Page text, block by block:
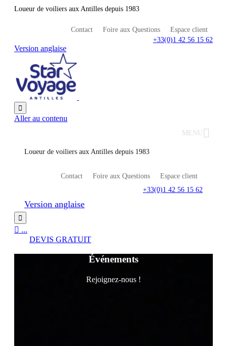
Loueur de voiliers aux Antilles depuis 1983
Contact Foire aux Questions
Espace client
+33(0)1 42 56 15 62
Version anglaise

Aller au contenu
MENU
Loueur de voiliers aux Antilles depuis 1983
Contact Foire aux Questions
Espace client
+33(0)1 42 56 15 62
Version anglaise

 ...
DEVIS GRATUIT
Événements
Rejoignez-nous !